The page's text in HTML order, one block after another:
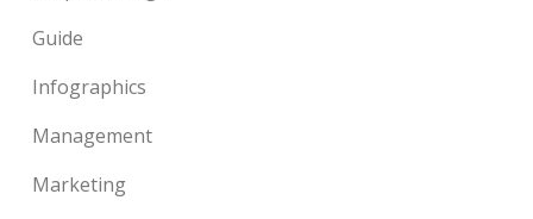
Guide
Infographics
Management
Marketing